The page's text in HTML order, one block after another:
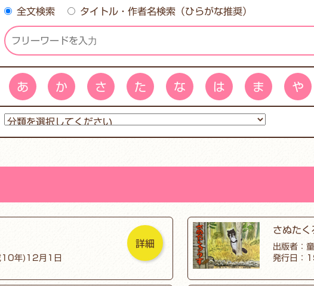
全文検索 タイトル・作者名検索（ひらがな推奨）
あ か さ た な は ま や
10年)12月1日
詳細
さぬたく
出版者：
発行日：